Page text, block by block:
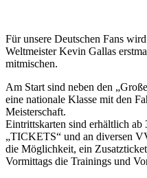
Für unsere Deutschen Fans
Weltmeister Kevin Gallas
mitmischen.
Am Start sind neben den
eine nationale Klasse mit den
Meisterschaft.
Eintrittskarten sind erhältlich
„TICKETS“ und an diversen
die Möglichkeit, ein
Vormittags die Trainings und